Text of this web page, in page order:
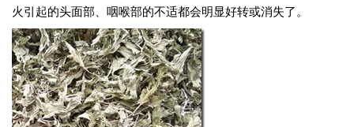
火引起的头面部、咽喉部的不适都会明显好转或消失了。